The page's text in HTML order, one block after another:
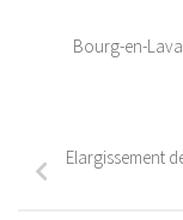
Bourg-en-
Elargissement